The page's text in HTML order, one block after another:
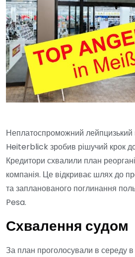
Неплатоспроможний лейпцизький
Heiterblick зробив рішучий крок
Кредитори схвалили план
компанія. Це відкриває шлях до
та запланованого поглинання
Pesa.
Схвалення судом
За план проголосували в середу в